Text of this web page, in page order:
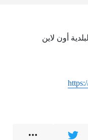
أون لاين